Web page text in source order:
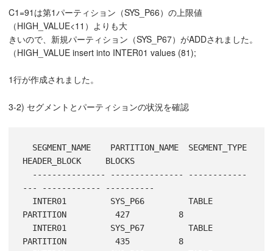
C1=91は第1パーティション（SYS_P66）の上限値
（HIGH_VALUE<11）よりも大
きいので、新規パーティション（SYS_P67）がADDされました。
（HIGH_VALUE insert into INTER01 values (81);
1行が作成されました。
3-2) セグメントとパーティションの状況を確認
HEADER_BLOCK     BLOCKS
--- ------------ ----------
PARTITION          427          8
PARTITION          435          8